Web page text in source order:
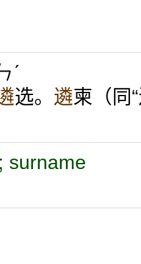
ˊ
选。 遴柬（同
surname